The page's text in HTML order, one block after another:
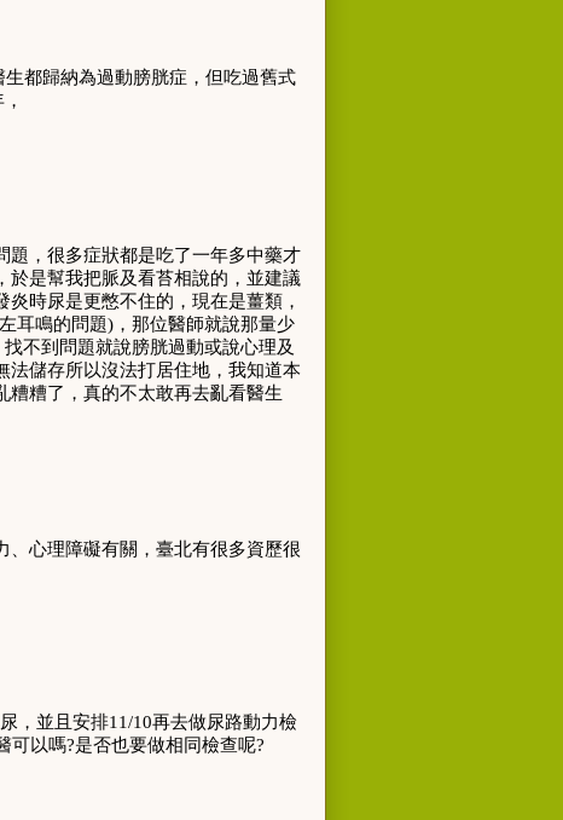
生都歸納為過動膀胱症 ， 但吃過舊式
題 ， 很多症狀都是吃了一年多中藥才
， 於是幫我把脈及看苔相說的 ， 並建議
炎時尿是更憋不住的 ， 現在是薑類 ，
耳鳴的問題) ， 那位醫師就說那量少
找不到問題就說膀胱過動或說心理及
法儲存所以沒法打居住地，我知道本
糟糟了 ， 真的不太敢再去亂看醫生
心理障礙有關，臺北有很多資歷很
，並且安排11/10再去做尿路動力檢
可以嗎?是否也要做相同檢查呢?